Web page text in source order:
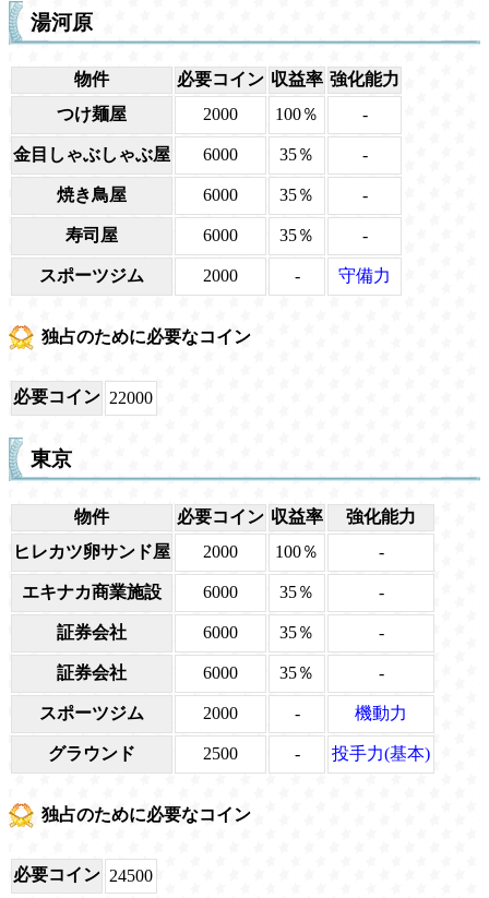
湯河原
物件 必要コイン 収益率 強化能力
つけ麺屋
2000 100％ -
金目しゃぶしゃぶ屋 6000 35％ -
焼き鳥屋 6000 35％ -
寿司屋 6000 35％ -
スポーツジム 2000 - 守備力
独占のために必要なコイン
必要コイン 22000
東京
物件 必要コイン 収益率
強化能力
ヒレカツ卵サンド屋
2000 100％ -
エキナカ商業施設 6000 35％ -
証券会社 6000 35％ -
証券会社 6000 35％ -
スポーツジム 2000 - 機動力
グラウンド 2500 - 投手力(基本)
独占のために必要なコイン
必要コイン 24500